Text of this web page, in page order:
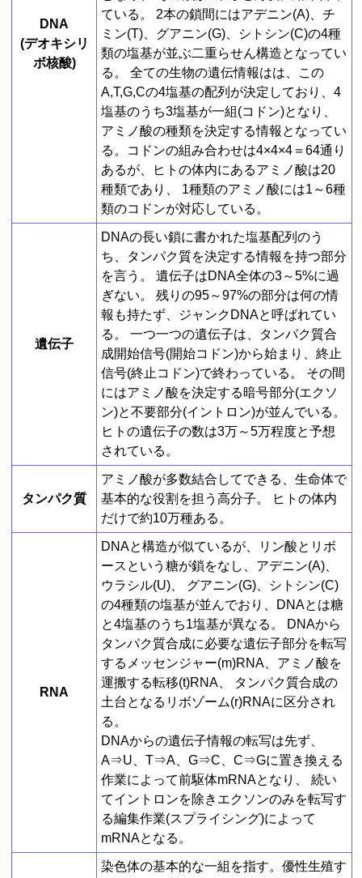
DNA
(デオキシリ
ボ核酸)
ている。 2本の鎖間にはアデニン(A)、チ
ミン(T)、グアニン(G)、シトシン(C)の4種
類の塩基が並ぶ二重らせん構造となってい
る。 全ての生物の遺伝情報はは、この
A,T,G,Cの4塩基の配列が決定しており、4
塩基のうち3塩基が一組(コドン)となり、
アミノ酸の種類を決定する情報となってい
る。コドンの組み合わせは4×4×4＝64通り
あるが、ヒトの体内にあるアミノ酸は20
種類であり、 1種類のアミノ酸には1～6種
類のコドンが対応している。
遺伝子
DNAの長い鎖に書かれた塩基配列のう
ち、タンパク質を決定する情報を持つ部分
を言う。 遺伝子はDNA全体の3～5%に過
ぎない。 残りの95～97%の部分は何の情
報も持たず、ジャンクDNAと呼ばれてい
る。 一つ一つの遺伝子は、タンパク質合
成開始信号(開始コドン)から始まり、終止
信号(終止コドン)で終わっている。 その間
にはアミノ酸を決定する暗号部分(エクソ
ン)と不要部分(イントロン)が並んでいる。
ヒトの遺伝子の数は3万～5万程度と予想
されている。
タンパク質
アミノ酸が多数結合してできる、生命体で
基本的な役割を担う高分子。 ヒトの体内
だけで約10万種ある。
RNA
DNAと構造が似ているが、リン酸とリボ
ースという糖が鎖をなし、アデニン(A)、
ウラシル(U)、 グアニン(G)、シトシン(C)
の4種類の塩基が並んでおり、DNAとは糖
と4塩基のうち1塩基が異なる。 DNAから
タンパク質合成に必要な遺伝子部分を転写
するメッセンジャー(m)RNA、アミノ酸を
運搬する転移(t)RNA、 タンパク質合成の
土台となるリボゾーム(r)RNAに区分され
る。
DNAからの遺伝子情報の転写は先ず、
A⇒U、T⇒A、G⇒C、C⇒Gに置き換える
作業によって前駆体mRNAとなり、 続い
てイントロンを除きエクソンのみを転写す
る編集作業(スプライシング)によって
mRNAとなる。
染色体の基本的な一組を指す。優性生殖す